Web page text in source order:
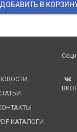
ДОБАВИТЬ В
КАТАЛОГИ